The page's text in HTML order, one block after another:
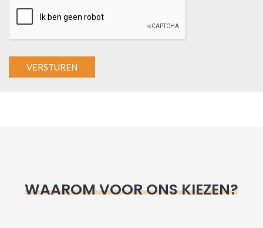
WAAROM VOOR ONS KIEZEN?